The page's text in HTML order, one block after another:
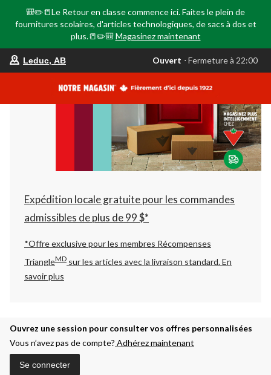
🎒✏️📒Le Retour en classe commence ici. Faites le plein de
fournitures scolaires, d'articles technologiques, de sacs à dos et
plus.📒✏️🎒 Magasinez maintenant
votre
est
AB,
Ouvert,
Fermeture
à
22:00
changer
Leduc, AB Ouvert ⋅ Fermeture à 22:00
Expédition locale gratuite pour les commandes
admissibles de plus de 99 $*
*Offre exclusive pour les membres Récompenses
TriangleMD sur les articles avec la livraison standard.En
savoir plus
Ouvrez une session pour consulter vos offres personnalisées
Vous n’avez pas de compte? Adhérez maintenant
Se connecter